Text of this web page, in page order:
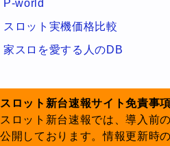
P-world
スロット実機価格比較
家スロを愛する人のDB
スロット新台速報サイト免責事項
スロット新台速報では、導入前
公開しております。情報更新時